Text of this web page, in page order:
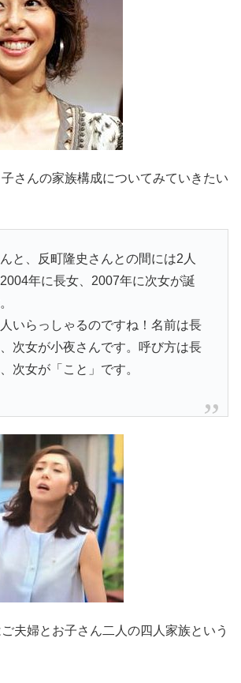
さんの家族構成についてみていきたい
と、反町隆史さんとの間には2人
年に長女、2007年に次女が誕
いらっしゃるのですね！名前は長
次女が小夜さんです。呼び方は長
次女が「こと」です。
夫婦とお子さん二人の四人家族という